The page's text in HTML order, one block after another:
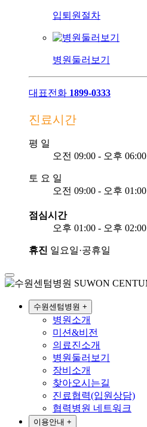
입퇴원절차
병원둘러보기
대표전화 1899-0333
진료시간
평 일
오전 09:00 - 오후 06:00
토 요 일
오전 09:00 - 오후 01:00
점심시간
오후 01:00 - 오후 02:00
휴진 일요일·공휴일
수원센텀병원 +
병원소개
미션&비전
의료진소개
병원둘러보기
장비소개
찾아오시는길
진료협력(입원상담)
협력병원 네트워크
이용안내 +